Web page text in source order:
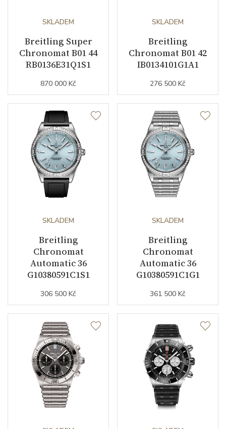
Rezerva chodu strojku
Kalibr strojku automatický nátah
Kameny strojku
Kyvy strojku
Datumovka
Sekundová ručka
Barva číselníku
Indexy číselníku
lunetě / indexy
Řemínek / Spona
Materiál řemínku nerezová ocel
Barva řemínku
Materiál spony nerezová ocel
SKLADEM
Breitling Super
Chronomat B01 44
RB0136E31Q1S1
870 000 Kč
SKLADEM
Breitling
Chronomat B01 42
IB0134101G1A1
276 500 Kč
SKLADEM
Breitling
Chronomat
Automatic 36
G10380591C1S1
306 500 Kč
SKLADEM
Breitling
Chronomat
Automatic 36
G10380591C1G1
361 500 Kč